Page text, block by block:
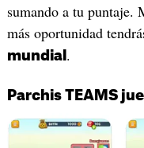
sumando a tu puntaje.
más oportunidad
mundial .
Parchis TEAMS